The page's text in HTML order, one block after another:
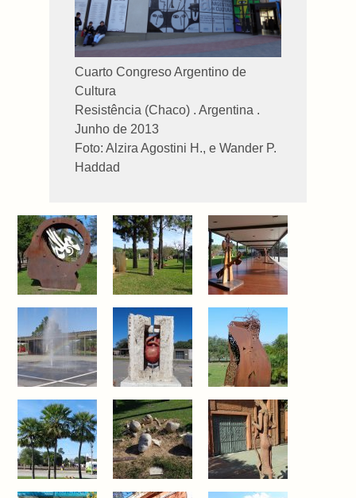
Cuarto Congreso Argentino de
Cultura
Resistência (Chaco) . Argentina .
Junho de 2013
Foto: Alzira Agostini H., e Wander P.
Haddad